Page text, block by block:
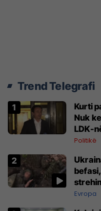
Trend Telegrafi
Kurti
Nuk
LDK-
Politikë
Evropa